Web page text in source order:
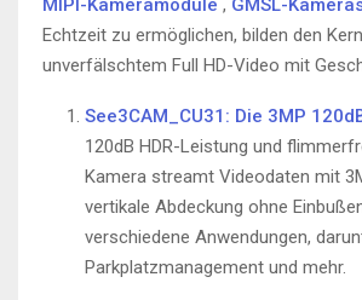
MIPI-Kameramodule , GMSL-
Echtzeit zu ermöglichen, bilden den
unverfälschtem Full HD-Video mit
See3CAM_CU31: Die 3MP
120dB HDR-Leistung und
Kamera streamt Videodaten mit
vertikale Abdeckung ohne
verschiedene Anwendungen,
Parkplatzmanagement und mehr.